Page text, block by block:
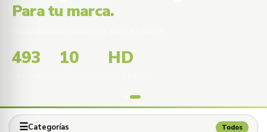
Para tu marca.
493 10 HD
☰Categorías Todos